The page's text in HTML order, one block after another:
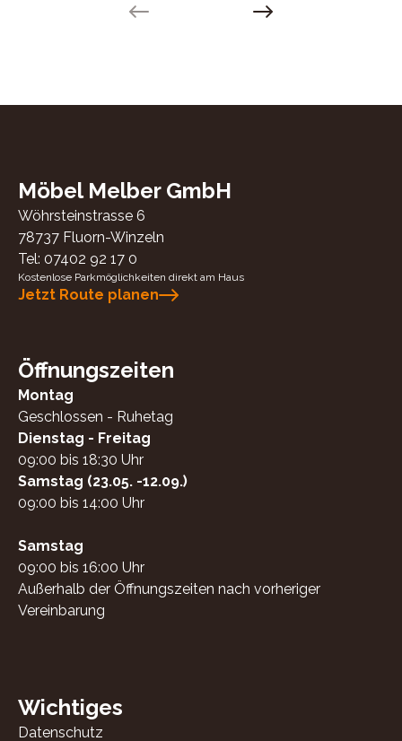
Next slide
Möbel Melber GmbH
Wöhrsteinstrasse 6
78737 Fluorn-Winzeln
Tel: 07402 92 17 0
Kostenlose Parkmöglichkeiten direkt am Haus
Jetzt Route planen
Öffnungszeiten
Montag
Geschlossen - Ruhetag
Dienstag - Freitag
09:00 bis 18:30 Uhr
Samstag (23.05. -12.09.)
09:00 bis 14:00 Uhr
Samstag
09:00 bis 16:00 Uhr
Außerhalb der Öffnungszeiten nach vorheriger
Vereinbarung
Wichtiges
Datenschutz